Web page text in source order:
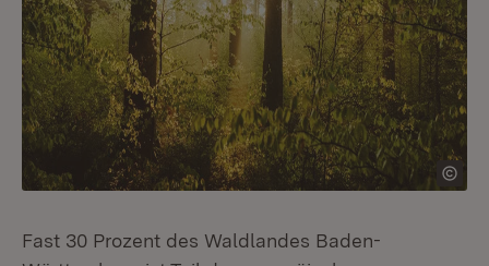
Fast 30 Prozent des Waldlandes Baden-